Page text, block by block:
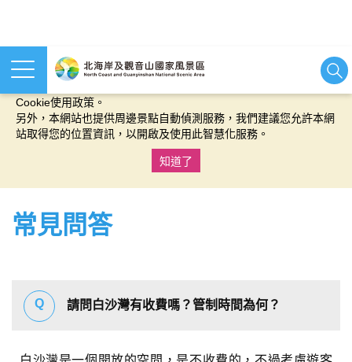
本網站使用cookies等相關技術以持續優化網站服務，並有助於為
Cookie使用政策。
另外，本網站也提供周邊景點自動偵測服務，我們建議您允許本網
站取得您的位置資訊，以開啟及使用此智慧化服務。
知道了
常見問答
請問白沙灣有收費嗎？管制時間為何？